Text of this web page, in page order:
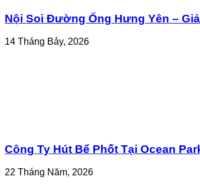
Nội Soi Đường Ống Hưng Yên –
14 Tháng Bảy, 2026
Công Ty Hút Bể Phốt Tại Ocean
22 Tháng Năm, 2026